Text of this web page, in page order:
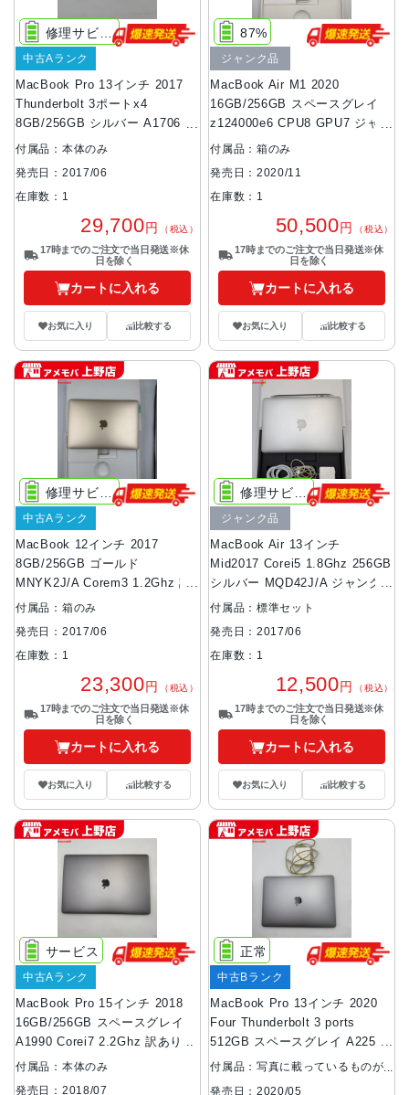
MacBook Pro 13インチ 2017
Thunderbolt 3ポートx4
8GB/256GB シルバー A1706 訳
あり品
修理サビス推奨
中古Aランク
付属品：本体のみ
発売日：2017/06
在庫数：1
29,700円 （税込）
17時までのご注文で当日発送※休
日を除く
カートに入れる
お気に入り 比較する
MacBook Air M1 2020
16GB/256GB スペースグレイ
z124000e6 CPU8 GPU7 ジャン
ク品
87%
ジャンク品
付属品：箱のみ
発売日：2020/11
在庫数：1
50,500円 （税込）
17時までのご注文で当日発送※休
日を除く
カートに入れる
お気に入り 比較する
MacBook 12インチ 2017
8GB/256GB ゴールド
MNYK2J/A Corem3 1.2Ghz 訳
あり品
修理サビス推薦
中古Aランク
付属品：箱のみ
発売日：2017/06
在庫数：1
23,300円 （税込）
17時までのご注文で当日発送※休
日を除く
カートに入れる
お気に入り 比較する
MacBook Air 13インチ
Mid2017 Corei5 1.8Ghz 256GB
シルバー MQD42J/A ジャンク
品
修理サビス推奨
ジャンク品
付属品：標準セット
発売日：2017/06
在庫数：1
12,500円 （税込）
17時までのご注文で当日発送※休
日を除く
カートに入れる
お気に入り 比較する
MacBook Pro 15インチ 2018
16GB/256GB スペースグレイ
A1990 Corei7 2.2Ghz 訳あり品
サービス
中古Aランク
付属品：本体のみ
発売日：2018/07
MacBook Pro 13インチ 2020
Four Thunderbolt 3 ports
512GB スペースグレイ A2251
Corei5 2GHz 訳あり品
正常
中古Bランク
付属品：写真に載っているものが
全てです
発売日：2020/05